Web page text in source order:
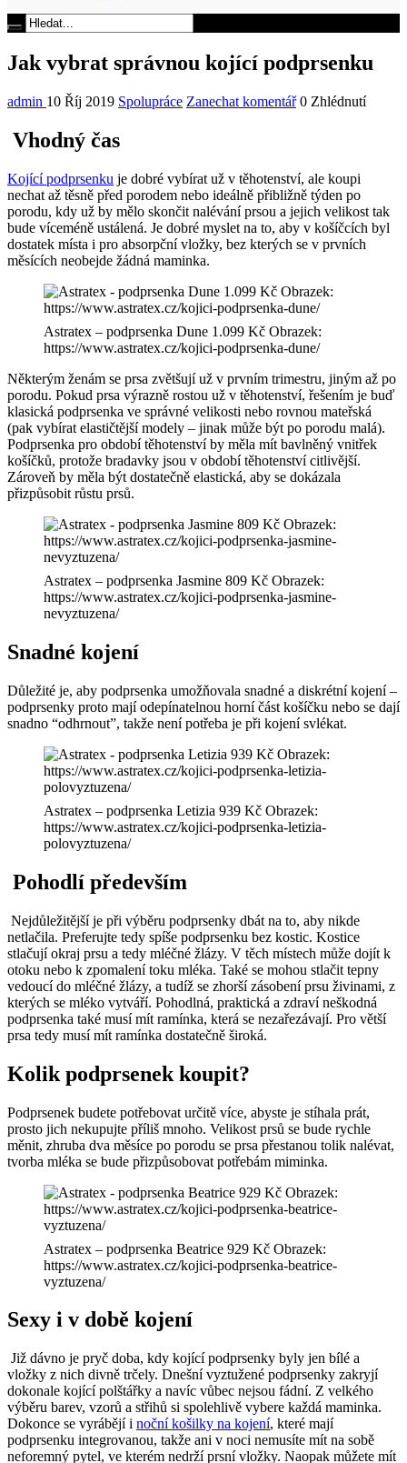
Jak vybrat správnou kojící podprsenku
admin 10 Říj 2019 Spolupráce Zanechat komentář 0 Zhlédnutí
Vhodný čas
Kojící podprsenku je dobré vybírat už v těhotenství, ale koupi
nechat až těsně před porodem nebo ideálně přibližně týden po
porodu, kdy už by mělo skončit nalévání prsou a jejich velikost tak
bude víceméně ustálená. Je dobré myslet na to, aby v košíčcích byl
dostatek místa i pro absorpční vložky, bez kterých se v prvních
měsících neobejde žádná maminka.
Astratex – podprsenka Dune 1.099 Kč Obrazek:
https://www.astratex.cz/kojici-podprsenka-dune/
Některým ženám se prsa zvětšují už v prvním trimestru, jiným až po
porodu. Pokud prsa výrazně rostou už v těhotenství, řešením je buď
klasická podprsenka ve správné velikosti nebo rovnou mateřská
(pak vybírat elastičtější modely – jinak může být po porodu malá).
Podprsenka pro období těhotenství by měla mít bavlněný vnitřek
košíčků, protože bradavky jsou v období těhotenství citlivější.
Zároveň by měla být dostatečně elastická, aby se dokázala
přizpůsobit růstu prsů.
Astratex – podprsenka Jasmine 809 Kč Obrazek:
https://www.astratex.cz/kojici-podprsenka-jasmine-
nevyztuzena/
Snadné kojení
Důležité je, aby podprsenka umožňovala snadné a diskrétní kojení –
podprsenky proto mají odepínatelnou horní část košíčku nebo se dají
snadno “odhrnout”, takže není potřeba je při kojení svlékat.
Astratex – podprsenka Letizia 939 Kč Obrazek:
https://www.astratex.cz/kojici-podprsenka-letizia-
polovyztuzena/
Pohodlí především
Nejdůležitější je při výběru podprsenky dbát na to, aby nikde
netlačila. Preferujte tedy spíše podprsenku bez kostic. Kostice
stlačují okraj prsu a tedy mléčné žlázy. V těch místech může dojít k
otoku nebo k zpomalení toku mléka. Také se mohou stlačit tepny
vedoucí do mléčné žlázy, a tudíž se zhorší zásobení prsu živinami, z
kterých se mléko vytváří. Pohodlná, praktická a zdraví neškodná
podprsenka také musí mít ramínka, která se nezařezávají. Pro větší
prsa tedy musí mít ramínka dostatečně široká.
Kolik podprsenek koupit?
Podprsenek budete potřebovat určitě více, abyste je stíhala prát,
prosto jich nekupujte příliš mnoho. Velikost prsů se bude rychle
měnit, zhruba dva měsíce po porodu se prsa přestanou tolik nalévat,
tvorba mléka se bude přizpůsobovat potřebám miminka.
Astratex – podprsenka Beatrice 929 Kč Obrazek:
https://www.astratex.cz/kojici-podprsenka-beatrice-
vyztuzena/
Sexy i v době kojení
Již dávno je pryč doba, kdy kojící podprsenky byly jen bílé a
vložky z nich divně trčely. Dnešní vyztužené podprsenky zakryjí
dokonale kojící polštářky a navíc vůbec nejsou fádní. Z velkého
výběru barev, vzorů a střihů si spolehlivě vybere každá maminka.
Dokonce se vyrábějí i noční košilky na kojení, které mají
podprsenku integrovanou, takže ani v noci nemusíte mít na sobě
neforemný pytel, ve kterém nedrží prsní vložky. Naopak můžete mít